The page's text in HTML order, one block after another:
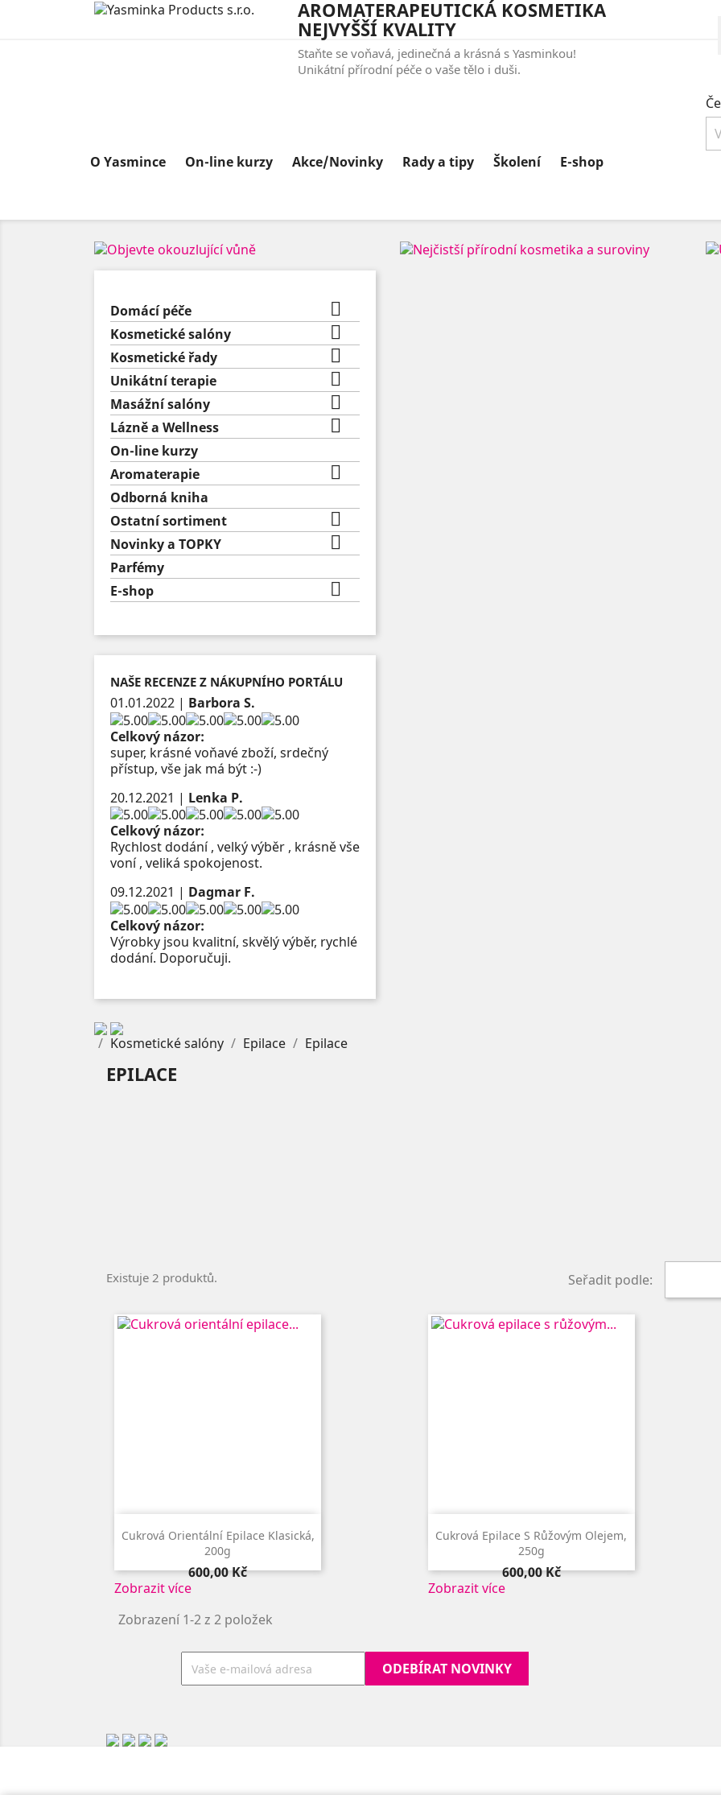
AROMATERAPEUTICKÁ KOSMETIKA
NEJVYŠŠÍ KVALITY
Staňte se voňavá, jedinečná a krásná s Yasminkou!
Unikátní přírodní péče o vaše tělo i duši.
O Yasmince On-line kurzy Akce/Novinky Rady a tipy Školení E-shop
Domácí péče 
Kosmetické salóny 
Kosmetické řady 
Unikátní terapie 
Masážní salóny 
Lázně a Wellness 
On-line kurzy
Aromaterapie

Odborná kniha
Ostatní sortiment

Novinky a TOPKY 
Parfémy
E-shop

NAŠE RECENZE Z NÁKUPNÍHO PORTÁLU
01.01.2022 | Barbora S.
Celkový názor:
super, krásné voňavé zboží, srdečný
přístup, vše jak má být :-)
20.12.2021 | Lenka P.
Celkový názor:
Rychlost dodání , velký výběr , krásně vše
voní , veliká spokojenost.
09.12.2021 | Dagmar F.
Celkový názor:
Výrobky jsou kvalitní, skvělý výběr, rychlé
dodání. Doporučuji.
Kosmetické salóny Epilace Epilace
EPILACE
Existuje 2 produktů. Seřadit podle:
Cukrová Orientální Epilace Klasická,
200g
Cena
600,00 Kč
Zobrazit více
 Rychlý náhled
Cukrová Epilace S Růžovým Olejem,
250g
Cena
600,00 Kč
Zobrazit více
 Rychlý náhled
Zobrazení 1-2 z 2 položek